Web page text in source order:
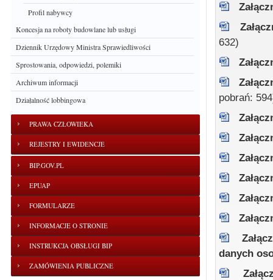
Profil nabywcy
Koncesja na roboty budowlane lub usługi
Dziennik Urzędowy Ministra Sprawiedliwości
Sprostowania, odpowiedzi, polemiki
Archiwum informacji
Działalność lobbingowa
PRAWA CZŁOWIEKA
REJESTRY I EWIDENCJE
BIP.GOV.PL
EPUAP
FORMULARZE
INFORMACJE O STRONIE
INSTRUKCJA OBSŁUGI BIP
ZAMÓWIENIA PUBLICZNE
632)
pobrań:
danych